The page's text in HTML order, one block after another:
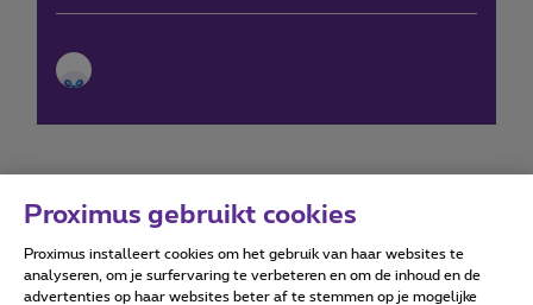
Forumvoorwaarden Accessibility statement
Proximus gebruikt cookies
Proximus installeert cookies om het gebruik van haar websites te
analyseren, om je surfervaring te verbeteren en om de inhoud en de
advertenties op haar websites beter af te stemmen op je mogelijke